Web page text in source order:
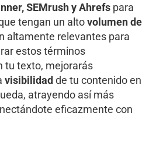
SEMrush y Ahrefs para
tengan un altovolumen de
altamente relevantes para
estos términos
tu texto, mejorarás
visibilidadde tu contenido en
atrayendo así más
eficazmente con